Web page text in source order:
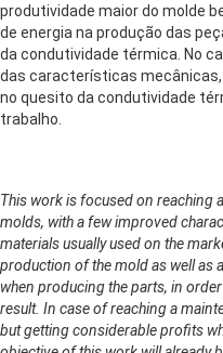
produtividade maior do molde
de energia na produção das
da condutividade térmica. No
das características
no quesito da condutividade
trabalho.
This work is focused on reaching
molds, with a few improved
materials usually used on the
production of the mold as well as
when producing the parts, in
result. In case of reaching a
but getting considerable profits